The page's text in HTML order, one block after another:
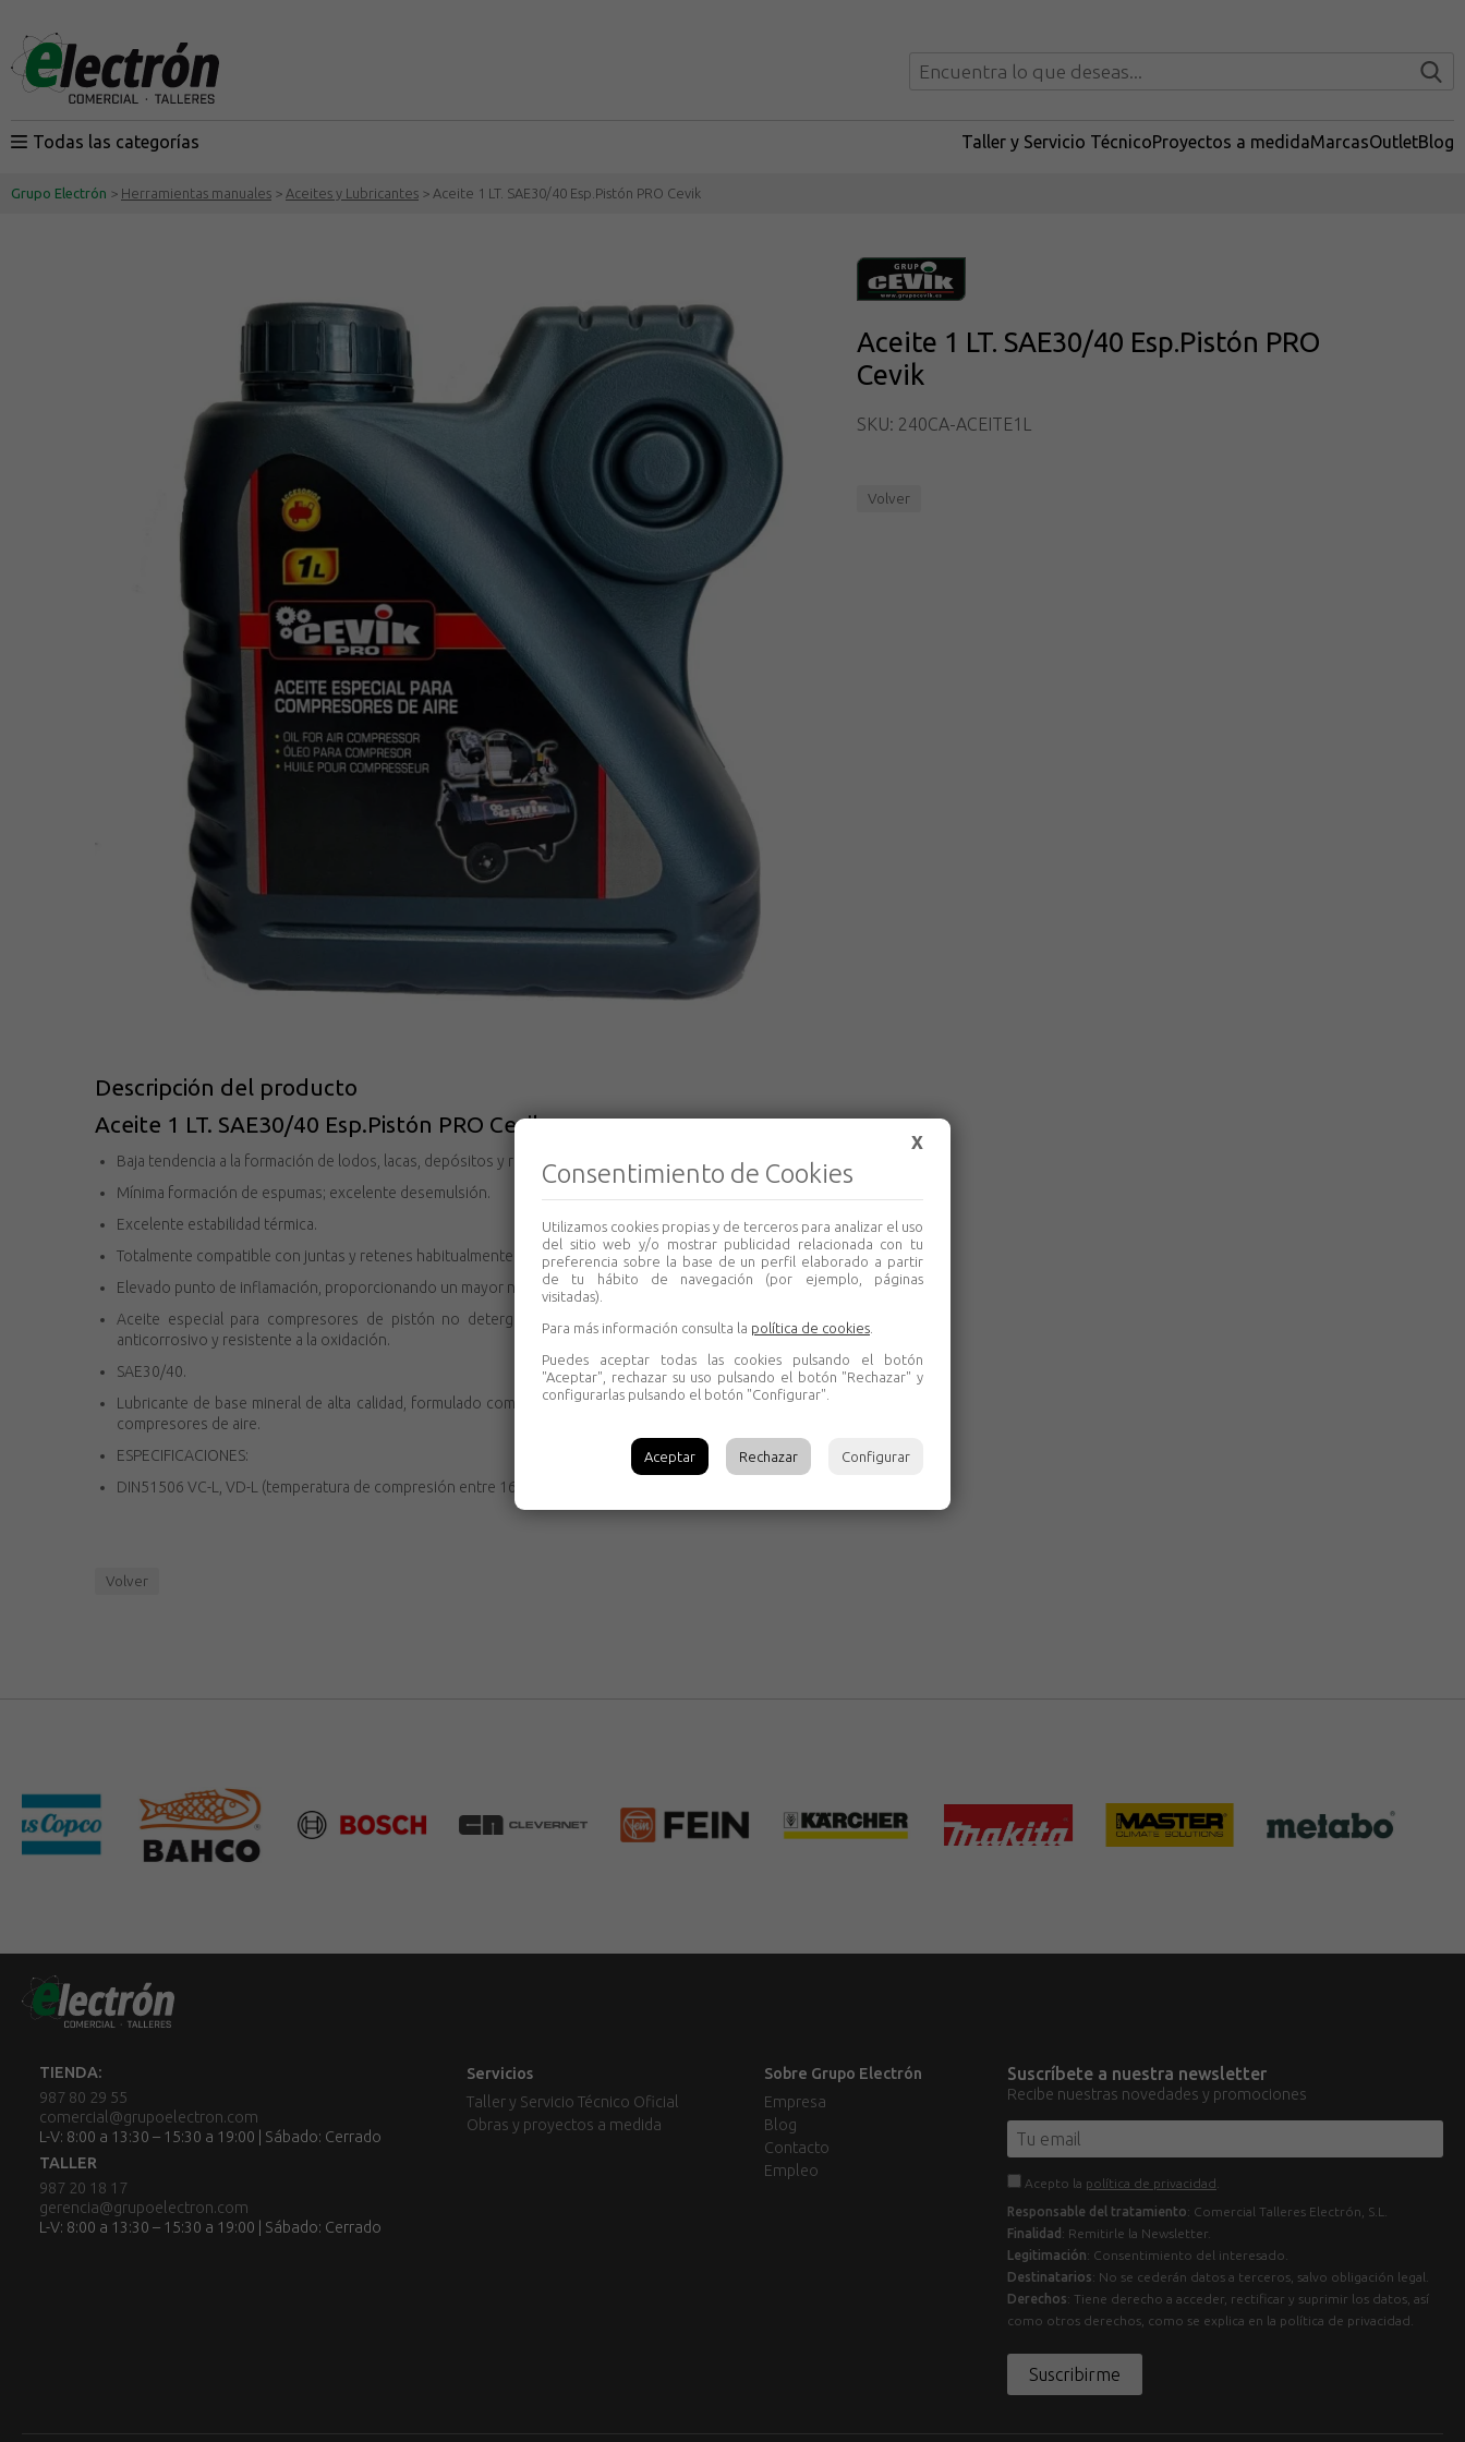
Todas las categorías Taller y Servicio TécnicoProyectos a medidaMarcasOutletBlog
Grupo Electrón > Herramientas manuales > Aceites y Lubricantes > Aceite 1 LT. SAE30/40 Esp.Pistón PRO Cevik
Aceite 1 LT. SAE30/40 Esp.Pistón PRO
Cevik
SKU: 240CA-ACEITE1L
Volver
Descripción del producto
Aceite 1 LT. SAE30/40 Esp.Pistón PRO Cevik
Baja tendencia a la formación de lodos, lacas, depósitos y residuos carbonosos.
Mínima formación de espumas; excelente desemulsión.
Excelente estabilidad térmica.
Totalmente compatible con juntas y retenes habitualmente empleados.
Elevado punto de inflamación, proporcionando un mayor nivel de seguridad.
Aceite especial para compresores de pistón no detergente, exento de cenizas, anti desgaste y
anticorrosivo y resistente a la oxidación.
SAE30/40.
Lubricante de base mineral de alta calidad, formulado como aditivos especiales para la lubricación de
compresores de aire.
ESPECIFICACIONES:
DIN51506 VC-L, VD-L (temperatura de compresión entre 160ºC y 220ºC)
Volver
TIENDA:
987 80 29 55
comercial@grupoelectron.com
L-V: 8:00 a 13:30 – 15:30 a 19:00 | Sábado: Cerrado
TALLER
987 20 18 17
gerencia@grupoelectron.com
L-V: 8:00 a 13:30 – 15:30 a 19:00 | Sábado: Cerrado
Servicios
Taller y Servicio Técnico Oficial
Obras y proyectos a medida
Sobre Grupo Electrón
Empresa
Blog
Contacto
Empleo
Suscríbete a nuestra newsletter
Recibe nuestras novedades y promociones
Acepto la política de privacidad
Responsable del tratamiento: Comercial Talleres Electrón, S.L.
Finalidad : Remitirle la Newsletter.
Legitimación: Consentimiento del interesado.
Destinatarios: No se cederán datos a terceros, salvo obligación legal.
Derechos: Tiene derecho a acceder, rectificar y suprimir los datos, así
como otros derechos, como se explica en la política de privacidad.
Suscribirme
X
Consentimiento de Cookies
Utilizamos cookies propias y de terceros para analizar el uso
del sitio web y/o mostrar publicidad relacionada con tu
preferencia sobre la base de un perfil elaborado a partir
de tu hábito de navegación (por ejemplo, páginas
visitadas).
Para más información consulta la política de cookies
Puedes aceptar todas las cookies pulsando el botón
"Aceptar", rechazar su uso pulsando el botón "Rechazar" y
configurarlas pulsando el botón "Configurar".
Aceptar Rechazar Configurar